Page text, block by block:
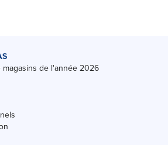
de l'année 2026